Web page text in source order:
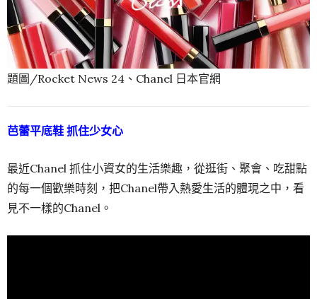
題圖/Rocket News 24、Chanel 日本官網
芭蕾平底鞋 抓住少女心
最近Chanel 抓住小資女的生活樂趣，從逛街、聚會、吃甜點
的每一個歡樂時刻，把Chanel帶入熱愛生活的體現之中，看
見不一樣的Chanel。